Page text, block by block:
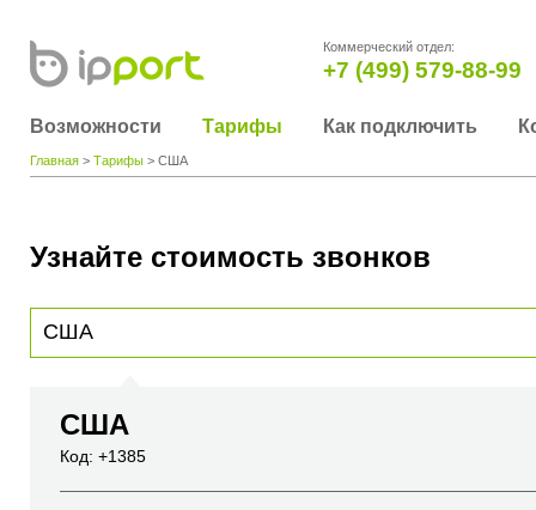
Коммерческий отдел:
+7 (499) 579-88-99
Возможности Тарифы Как подключить
Главная > Тарифы > США
Узнайте стоимость звонков
США
Код: +1385